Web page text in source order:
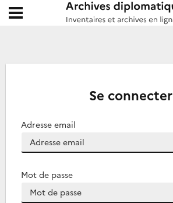
Archives diplomatiques
Ouvrir le menu déroulant
Se connecter
Adresse email
Mot de passe